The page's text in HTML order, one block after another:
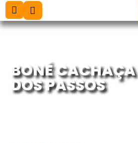
BONÉ CACHAÇA
DOS PASSOS